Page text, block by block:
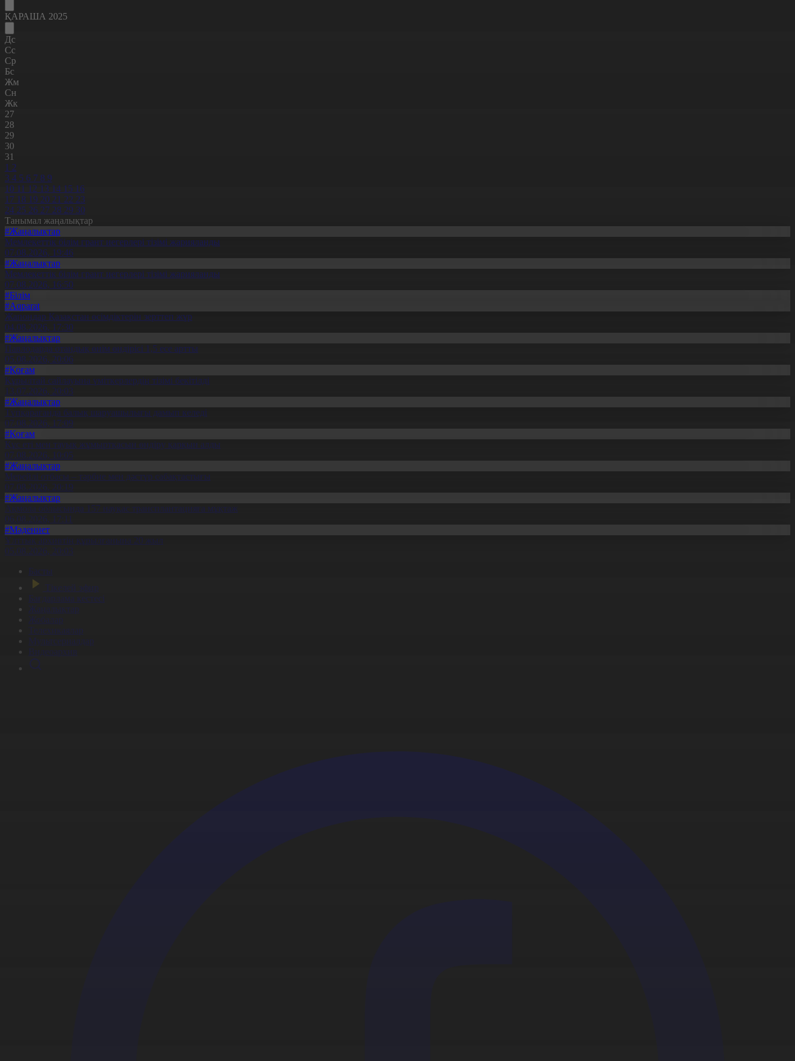
ҚАРАША 2025
Дс
Сс
Ср
Бс
Жм
Сн
Жк
27
28
29
30
31
1 2
3 4 5 6 7 8 9
10 11 12 13 14 15 16
17 18 19 20 21 22 23
24 25 26 27 28 29 30
Танымал жаңалықтар
#Жаңалықтар
Мемлекеттік білім грант иегерлері тізімі жарияланды
07.08.2026, 19:46
#Жаңалықтар
Мемлекеттік білім грант иегерлері тізімі жарияланды
07.08.2026, 16:50
#Білім
#Aqparat
Жапондар Қазақстан өсімдіктерін зерттеп жүр
04.08.2026, 17:30
#Жаңалықтар
Павлодарда отандық өнім өндірісі 1,5 есе артты
05.08.2026, 20:06
#Қоғам
Құрылтай сайлауына үміткерлердің тізімі бекітілді
13.07.2026, 20:03
#Жаңалықтар
Түпқарағанда балық шаруашылығы дамып келеді
07.08.2026, 17:09
#Қоғам
Құс еті мен тауық жұмыртқасын өндіру қарқын алды
07.08.2026, 10:05
#Жаңалықтар
Мерейлі отбасы – тәрбие мен дәстүр сабақтастығы
07.08.2026, 20:19
#Жаңалықтар
Ақмола облысында 157 науқас трансплантацияға мұқтаж
06.08.2026, 17:11
#Мәдениет
Ұлттық архивтің құрылғанына 20 жыл
05.08.2026, 20:03
Басты
Тікелей эфир
Бағдарлама кестесі
Жаңалықтар
Жобалар
Телехикаялар
Мультсериалдар
Видеоархив